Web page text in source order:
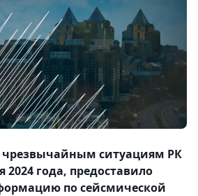
чрезвычайным ситуациям РК
2024 года, предоставило
по сейсмической